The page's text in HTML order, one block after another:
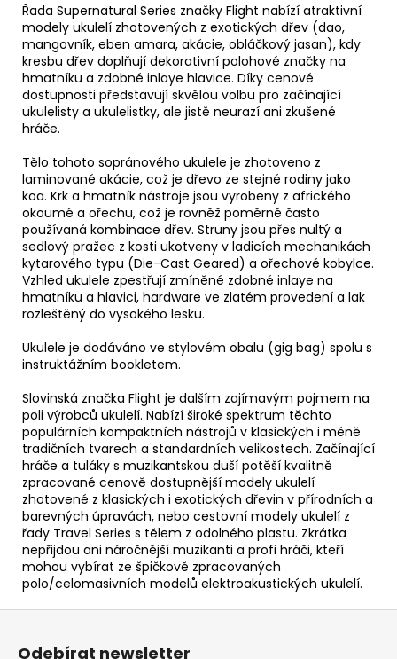
Řada Supernatural Series značky Flight nabízí atraktivní
modely ukulelí zhotovených z exotických dřev (dao,
mangovník, eben amara, akácie, obláčkový jasan), kdy
kresbu dřev doplňují dekorativní polohové značky na
hmatníku a zdobné inlaye hlavice. Díky cenové
dostupnosti představují skvělou volbu pro začínající
ukulelisty a ukulelistky, ale jistě neurazí ani zkušené
hráče.
Tělo tohoto sopránového ukulele je zhotoveno z
laminované akácie, což je dřevo ze stejné rodiny jako
koa. Krk a hmatník nástroje jsou vyrobeny z afrického
okoumé a ořechu, což je rovněž poměrně často
používaná kombinace dřev. Struny jsou přes nultý a
sedlový pražec z kosti ukotveny v ladicích mechanikách
kytarového typu (Die-Cast Geared) a ořechové kobylce.
Vzhled ukulele zpestřují zmíněné zdobné inlaye na
hmatníku a hlavici, hardware ve zlatém provedení a lak
rozleštěný do vysokého lesku.
Ukulele je dodáváno ve stylovém obalu (gig bag) spolu s
instruktážním bookletem.
Slovinská značka Flight je dalším zajímavým pojmem na
poli výrobců ukulelí. Nabízí široké spektrum těchto
populárních kompaktních nástrojů v klasických i méně
tradičních tvarech a standardních velikostech. Začínající
hráče a tuláky s muzikantskou duší potěší kvalitně
zpracované cenově dostupnější modely ukulelí
zhotovené z klasických i exotických dřevin v přírodních a
barevných úpravách, nebo cestovní modely ukulelí z
řady Travel Series s tělem z odolného plastu. Zkrátka
nepřijdou ani náročnější muzikanti a profi hráči, kteří
mohou vybírat ze špičkově zpracovaných
polo/celomasivních modelů elektroakustických ukulelí.
DR
STRINGS
DRAGON
SKIN+
COATED
PHOSPHOR
BRONZE
LIGHT
12-
54
STRUNY
PRO
AKUSTICKOU
KYTARU
400
Kč
Z
Odebírat newsletter